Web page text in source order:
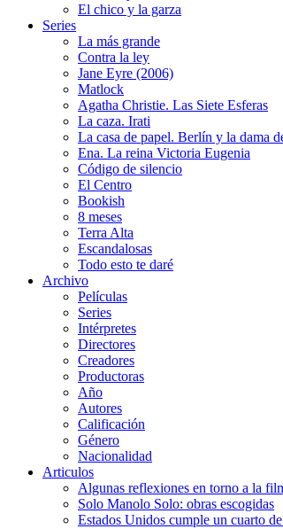
El chico y la garza
Series
La más grande
Contra la ley
Jane Eyre (2006)
Matlock
Agatha Christie. Las Siete Esferas
La caza. Irati
La casa de papel. Berlín y la dama
Ena. La reina Victoria Eugenia
Código de silencio
El Centro
Bookish
8 meses
Terra Alta
Escandalosas
Todo esto te daré
Archivo
Películas
Series
Intérpretes
Directores
Creadores
Productoras
Año
Autores
Calificación
Género
Nacionalidad
Articulos
Algunas reflexiones en torno a la
Solo Manolo Solo: obras escogidas
Estados Unidos cumple un cuarto